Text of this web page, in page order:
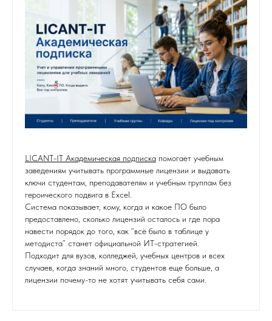
LICANT-IT Академическая подписка помогает учебным
заведениям учитывать программные лицензии и выдавать
ключи студентам, преподавателям и учебным группам без
героического подвига в Excel.
Система показывает, кому, когда и какое ПО было
предоставлено, сколько лицензий осталось и где пора
навести порядок до того, как “всё было в таблице у
методиста” станет официальной ИТ-стратегией.
Подходит для вузов, колледжей, учебных центров и всех
случаев, когда знаний много, студентов еще больше, а
лицензии почему-то не хотят учитывать себя сами.